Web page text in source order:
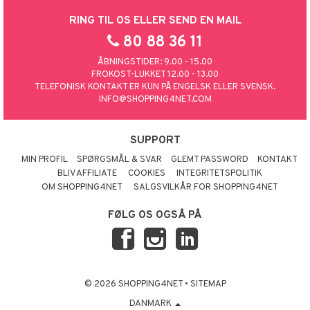
RING TIL OS ELLER SEND EN MAIL
80 88 36 11
ÅBNINGSTIDER: 9.00 - 15.00
FROKOST-LUKKET 12.00 - 13.00
TELEFONISK KONTAKT ER KUN PÅ ENGELSK ELLER SVENSK.
INFO@SHOPPING4NET.COM
SUPPORT
MIN PROFIL SPØRGSMÅL & SVAR GLEMT PASSWORD
KONTAKT
BLIV AFFILIATE
COOKIES
INTEGRITETSPOLITIK
OM SHOPPING4NET
SALGSVILKÅR FOR SHOPPING4NET
FØLG OS OGSÅ PÅ
© 2026 SHOPPING4NET • SITEMAP
DANMARK